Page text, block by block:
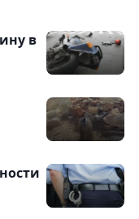
в